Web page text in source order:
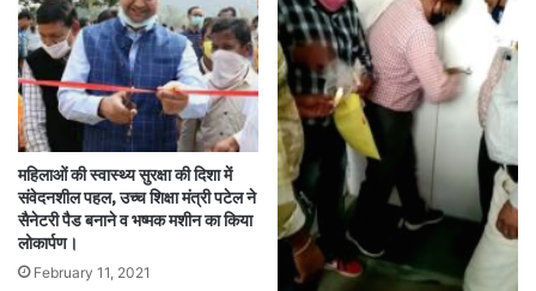
महिलाओं की स्वास्थ्य सुरक्षा की दिशा में
संवेदनशील पहल, उच्च शिक्षा मंत्री पटेल ने
सैनेटरी पैड बनाने व भष्मक मशीन का किया
लोकार्पण।
February 11, 2021